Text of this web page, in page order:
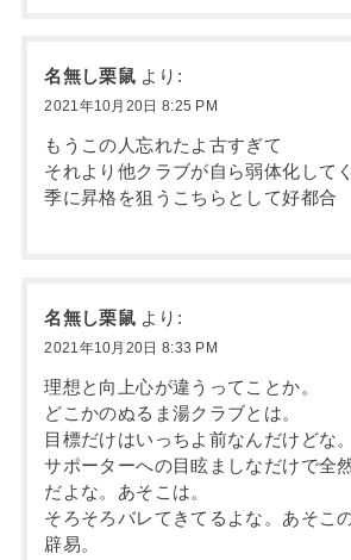
名無し栗鼠 より:
2021年10月20日 8:25 PM
もうこの人忘れたよ古すぎて
それより他クラブが自ら弱体化して
季に昇格を狙うこちらとして好都合
名無し栗鼠 より:
2021年10月20日 8:33 PM
理想と向上心が違うってことか。
どこかのぬるま湯クラブとは。
目標だけはいっちよ前なんだけどな
サポーターへの目眩ましなだけで全
だよな。あそこは。
そろそろバレてきてるよな。あそこ
辟易。